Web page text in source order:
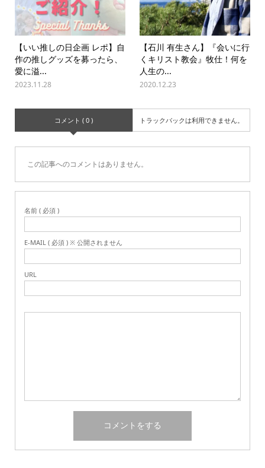
【いい推しの日企画 レポ】自
作の推しグッズを募ったら、
愛に溢...
2023.11.28
【石川 有生さん】『会いに行
くキリスト教会』牧仕！何を
人生の...
2020.12.23
コメント ( 0 ) トラックバックは利用できません。
この記事へのコメントはありません。
名前 ( 必須 )
E-MAIL ( 必須 ) ※ 公開されません
URL